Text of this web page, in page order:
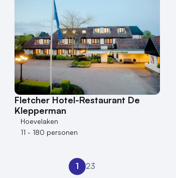
Fletcher Hotel-Restaurant De
Klepperman
Hoevelaken
11 - 180 personen
1 23